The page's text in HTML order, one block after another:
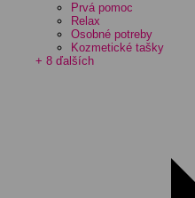
Prvá pomoc
Relax
Osobné potreby
Kozmetické tašky
+ 8 ďalších